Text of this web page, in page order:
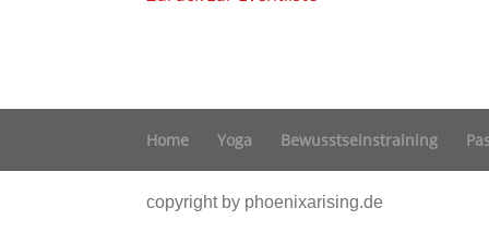
Home Yoga Bewusstseinstraining
copyright by phoenixarising.de